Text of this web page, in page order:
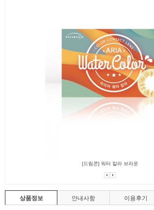
[드림콘] 워터 칼라 브라운
상품정보 안내사항 이용후기